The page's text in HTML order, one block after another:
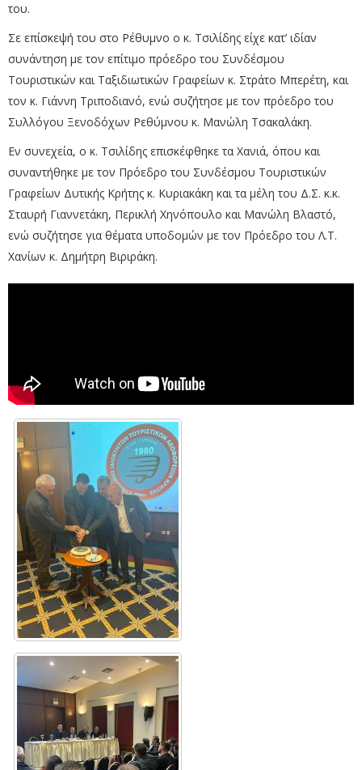
του.
Σε επίσκεψή του στο Ρέθυμνο ο κ. Τσιλίδης είχε κατ’ ιδίαν
συνάντηση με τον επίτιμο πρόεδρο του Συνδέσμου
Τουριστικών και Ταξιδιωτικών Γραφείων κ. Στράτο Μπερέτη, και
τον κ. Γιάννη Τριποδιανό, ενώ συζήτησε με τον πρόεδρο του
Συλλόγου Ξενοδόχων Ρεθύμνου κ. Μανώλη Τσακαλάκη.
Εν συνεχεία, ο κ. Τσιλίδης επισκέφθηκε τα Χανιά, όπου και
συναντήθηκε με τον Πρόεδρο του Συνδέσμου Τουριστικών
Γραφείων Δυτικής Κρήτης κ. Κυριακάκη και τα μέλη του Δ.Σ. κ.κ.
Σταυρή Γιαννετάκη, Περικλή Χηνόπουλο και Μανώλη Βλαστό,
ενώ συζήτησε για θέματα υποδομών με τον Πρόεδρο του Λ.Τ.
Χανίων κ. Δημήτρη Βιριράκη.